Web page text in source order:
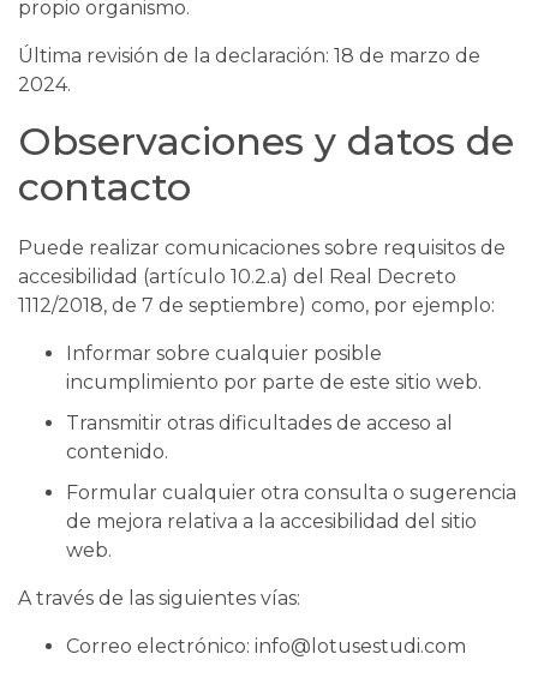
propio organismo.
Última revisión de la declaración: 18 de marzo de
2024.
Observaciones y datos de
contacto
Puede realizar comunicaciones sobre requisitos de
accesibilidad (artículo 10.2.a) del Real Decreto
1112/2018, de 7 de septiembre) como, por ejemplo:
Informar sobre cualquier posible
incumplimiento por parte de este sitio web.
Transmitir otras dificultades de acceso al
contenido.
Formular cualquier otra consulta o sugerencia
de mejora relativa a la accesibilidad del sitio
web.
A través de las siguientes vías:
Correo electrónico: info@lotusestudi.com